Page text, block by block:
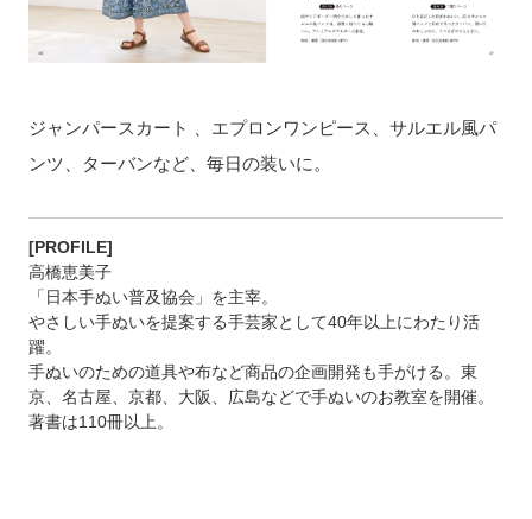
ジャンパースカート 、エプロンワンピース、サルエル風パ
ンツ、ターバンなど、毎日の装いに。
[PROFILE]
高橋恵美子
「日本手ぬい普及協会」を主宰。
やさしい手ぬいを提案する手芸家として40年以上にわたり活
躍。
手ぬいのための道具や布など商品の企画開発も手がける。東
京、名古屋、京都、大阪、広島などで手ぬいのお教室を開催。
著書は110冊以上。